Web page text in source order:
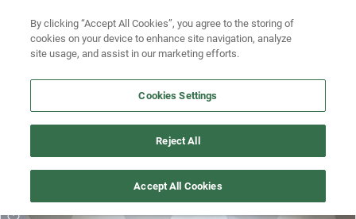
Ubicación
Busca por versión
Busca por versión
Busca por año
disponibles de Acura!
By clicking “Accept All Cookies”, you agree to the storing of
cookies on your device to enhance site navigation, analyze
site usage, and assist in our marketing efforts.
Cookies Settings
Reject All
Accept All Cookies